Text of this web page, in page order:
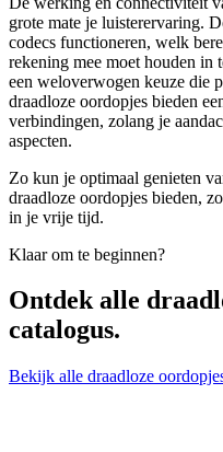
grote mate je luisterervaring.
codecs functioneren, welk
rekening mee moet houden in
een weloverwogen keuze die
draadloze oordopjes bieden
verbindingen, zolang je
aspecten.
Zo kun je optimaal genieten
draadloze oordopjes bieden,
in je vrije tijd.
Klaar om te beginnen?
Ontdek alle
catalogus.
Bekijk alle draadloze